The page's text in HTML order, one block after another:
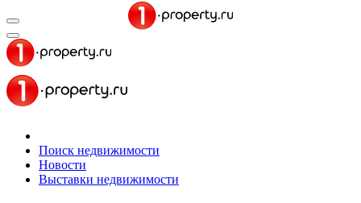
Поиск недвижимости
Новости
Выставки недвижимости